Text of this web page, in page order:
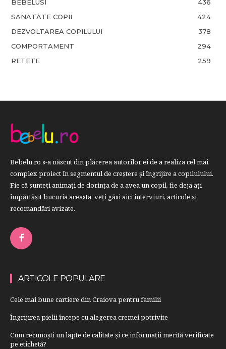
BEBELUSI
436
SANATATE COPII
424
DEZVOLTAREA COPILULUI
378
COMPORTAMENT
294
RETETE
259
Bebelu.ro s-a născut din plăcerea autorilor ei de a realiza cel mai
complex proiect în segmentul de creştere şi îngrijire a copilulului.
Fie că sunteţi animaţi de dorinţa de a avea un copil, fie deja aţi
împărtăşit bucuria aceasta, veți găsi aici interviuri, articole şi
recomandări avizate.
ARTICOLE POPULARE
Cele mai bune cartiere din Craiova pentru familii
Îngrijirea pielii începe cu alegerea cremei potrivite
Cum recunoști un lapte de calitate și ce informații merită verificate
pe etichetă?